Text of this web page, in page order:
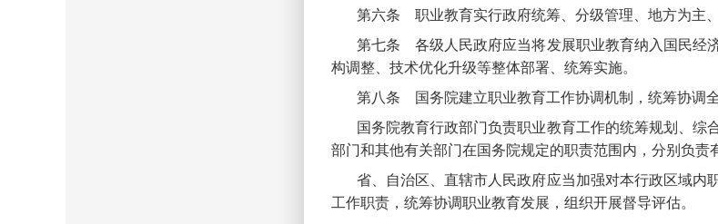
第六条 职业教育实行政府统筹、分级管理、地方为主
第七条 各级人民政府应当将发展职业教育纳入国民经
构调整、技术优化升级等整体部署、统筹实施。
第八条 国务院建立职业教育工作协调机制，统筹协调
国务院教育行政部门负责职业教育工作的统筹规划、
部门和其他有关部门在国务院规定的职责范围内，分别负责
省、自治区、直辖市人民政府应当加强对本行政区域内
工作职责，统筹协调职业教育发展，组织开展督导评估。